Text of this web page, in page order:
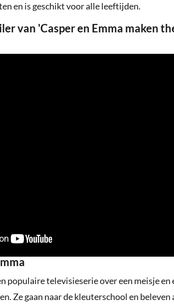
en is geschikt voor alle leeftijden.
van 'Casper en Emma maken
populaire televisieserie over een meisje en
Ze gaan naar de kleuterschool en